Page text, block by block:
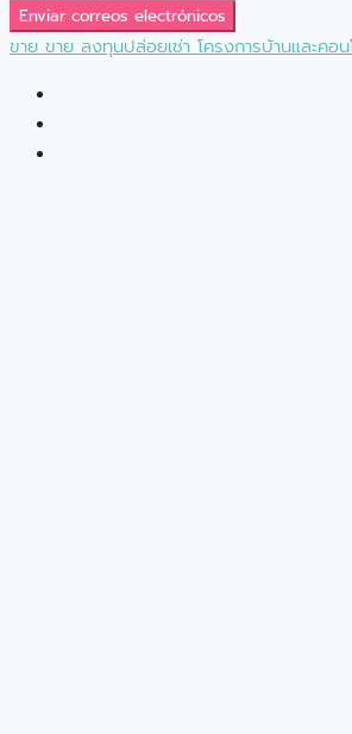
Enviar correos electrónicos
ขาย ขาย ลงทุนปล่อยเช่า โครงการบ้านและคอ